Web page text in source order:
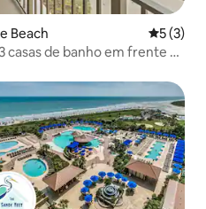
Beach
5 (3)
de banho em frente ao
apreciados